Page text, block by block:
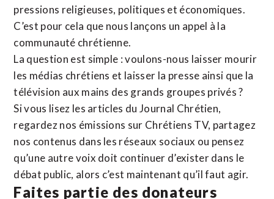
pressions religieuses, politiques et économiques.
C’est pour cela que nous lançons un appel à la
communauté chrétienne.
La question est simple : voulons-nous laisser mourir
les médias chrétiens et laisser la presse ainsi que la
télévision aux mains des grands groupes privés ?
Si vous lisez les articles du Journal Chrétien,
regardez nos émissions sur Chrétiens TV, partagez
nos contenus dans les réseaux sociaux ou pensez
qu’une autre voix doit continuer d’exister dans le
débat public, alors c’est maintenant qu’il faut agir.
Faites partie des donateurs